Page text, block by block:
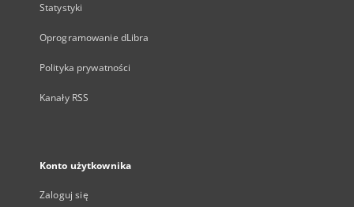
Statystyki
Oprogramowanie dLibra
Polityka prywatności
Kanały RSS
Konto użytkownika
Zaloguj się